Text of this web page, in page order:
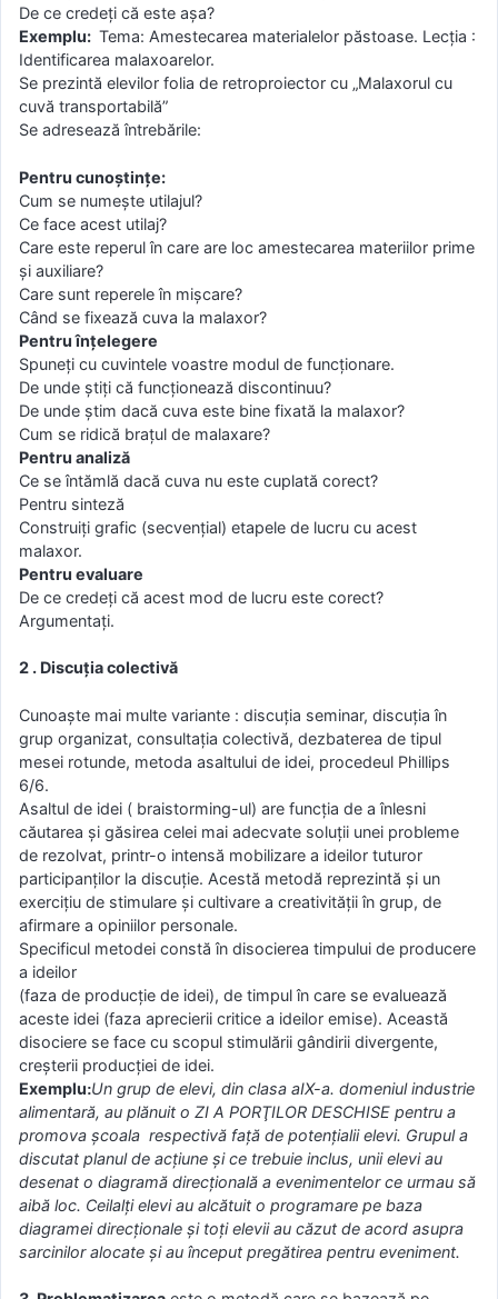
De ce credeţi că este aşa?
Exemplu: Tema: Amestecarea materialelor păstoase. Lecţia :
Identificarea malaxoarelor.
Se prezintă elevilor folia de retroproiector cu „Malaxorul cu
cuvă transportabilă”
Se adresează întrebările:
Pentru cunoştinţe:
Cum se numeşte utilajul?
Ce face acest utilaj?
Care este reperul în care are loc amestecarea materiilor prime
şi auxiliare?
Care sunt reperele în mişcare?
Când se fixează cuva la malaxor?
Pentru înţelegere
Spuneţi cu cuvintele voastre modul de funcţionare.
De unde ştiţi că funcţionează discontinuu?
De unde ştim dacă cuva este bine fixată la malaxor?
Cum se ridică braţul de malaxare?
Pentru analiză
Ce se întămlă dacă cuva nu este cuplată corect?
Pentru sinteză
Construiţi grafic (secvenţial) etapele de lucru cu acest
malaxor.
Pentru evaluare
De ce credeţi că acest mod de lucru este corect?
Argumentaţi.
2 . Discuţia colectivă
Cunoaşte mai multe variante : discuţia seminar, discuţia în
grup organizat, consultaţia colectivă, dezbaterea de tipul
mesei rotunde, metoda asaltului de idei, procedeul Phillips
6/6.
Asaltul de idei ( braistorming-ul) are funcţia de a înlesni
căutarea şi găsirea celei mai adecvate soluţii unei probleme
de rezolvat, printr-o intensă mobilizare a ideilor tuturor
participanţilor la discuţie. Acestă metodă reprezintă şi un
exerciţiu de stimulare şi cultivare a creativităţii în grup, de
afirmare a opiniilor personale.
Specificul metodei constă în disocierea timpului de producere
a ideilor
(faza de producţie de idei), de timpul în care se evaluează
aceste idei (faza aprecierii critice a ideilor emise). Această
disociere se face cu scopul stimulării gândirii divergente,
creşterii producţiei de idei.
Un grup de elevi, din clasa aIX-a. domeniul industrie
alimentară, au plănuit o ZI A PORŢILOR DESCHISE pentru a
promova şcoala respectivă faţă de potenţialii elevi. Grupul a
discutat planul de acţiune şi ce trebuie inclus, unii elevi au
desenat o diagramă direcţională a evenimentelor ce urmau să
aibă loc. Ceilalţi elevi au alcătuit o programare pe baza
diagramei direcţionale şi toţi elevii au căzut de acord asupra
sarcinilor alocate şi au început pregătirea pentru eveniment.